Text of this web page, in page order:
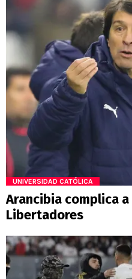
UNIVERSIDAD CATÓLICA
Arancibia complica a
Libertadores